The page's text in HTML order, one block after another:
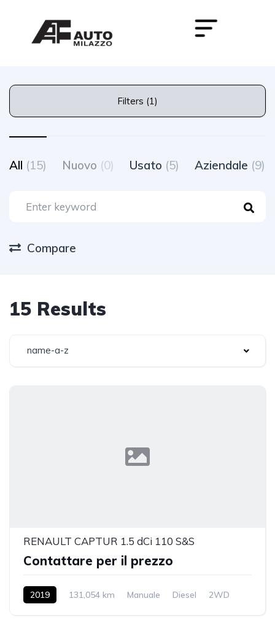
Filters (1)
All (15) Nuovo (0) Usato (5) Aziendale (9)
Compare
15 Results
name-a-z
RENAULT CAPTUR 1.5 dCi 110 S&S
Contattare per il prezzo
2019 131,054 km Manuale Diesel 2WD